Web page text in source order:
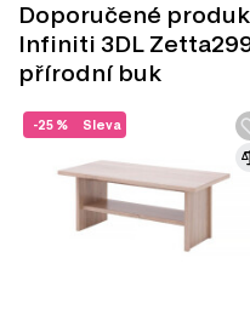
Doporučené
Infiniti 3DL
přírodní buk
Sleva
-25 %